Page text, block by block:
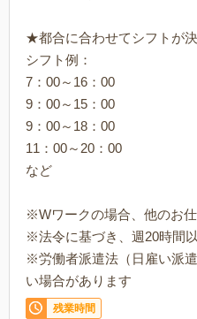
★都合に合わせてシフトが
シフト例：
7：00～16：00
9：00～15：00
9：00～18：00
11：00～20：00
など
※Wワークの場合、他のお
※法令に基づき、週20時間
※労働者派遣法（日雇い派
い場合があります
残業時間